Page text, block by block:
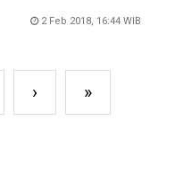
2 Feb 2018, 16:44 WIB
› »